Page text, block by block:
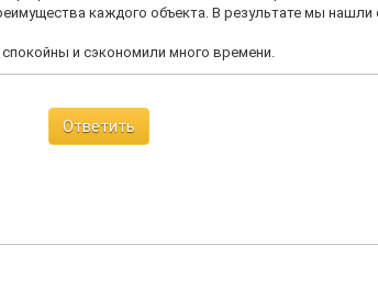
каждого объекта. В результате мы нашли
и сэкономили много времени.
Ответить